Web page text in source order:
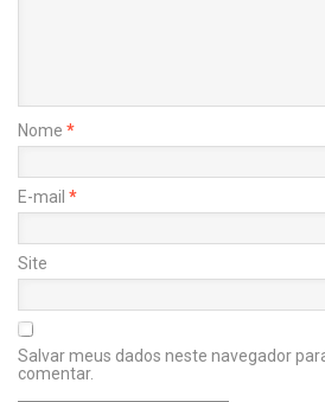
Nome *
E-mail *
Site
Salvar meus dados neste navegador
comentar.